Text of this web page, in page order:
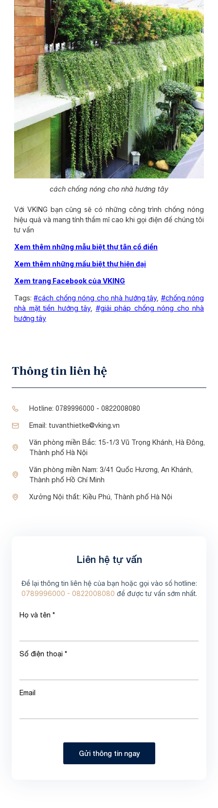
cách chống nóng cho nhà hướng tây
Với VKING bạn cũng sẽ có những công trình chống nóng
hiệu quả và mang tính thẩm mĩ cao khi gọi điện đế chúng tôi
tư vấn
Xem thêm những mẫu biệt thự tân cổ điển
Xem thêm những mấu biệt thự hiện đại
Xem trang Facebook của VKING
Tags:#cách chống nóng cho nhà hướng tây, #chống nóng
nhà mặt tiền hướng tây, #giải pháp chống nóng cho nhà
hướng tây
Thông tin liên hệ
Hotline: 0789996000 - 0822008080
Email: tuvanthietke@vking.vn
Văn phòng miền Bắc: 15-1/3 Vũ Trọng Khánh, Hà Đông,
Thành phố Hà Nội
Văn phòng miền Nam: 3/41 Quốc Hương, An Khánh,
Thành phố Hồ Chí Minh
Xưởng Nội thất: Kiều Phú, Thành phố Hà Nội
Liên hệ tự vấn
Để lại thông tin liên hệ của bạn hoặc gọi vào số hotline:
0789996000 - 0822008080 để được tư vấn sớm nhất.
Họ và tên *
Số điện thoại *
Email
Gửi thông tin ngay